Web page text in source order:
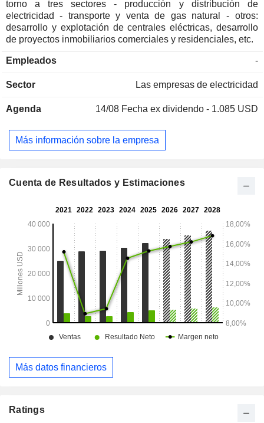
torno a tres sectores - producción y distribución de
electricidad - transporte y venta de gas natural - otros:
desarrollo y explotación de centrales eléctricas, desarrollo
de proyectos inmobiliarios comerciales y residenciales, etc.
Empleados -
Sector Las empresas de electricidad
Agenda 14/08 Fecha ex dividendo - 1.085 USD
Más información sobre la empresa
Cuenta de Resultados y Estimaciones
Más datos financieros
Ratings